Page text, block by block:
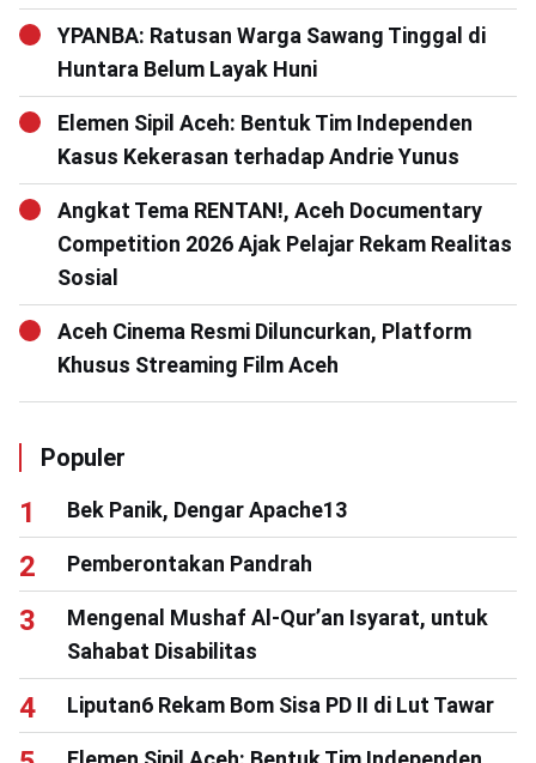
YPANBA: Ratusan Warga Sawang Tinggal di
Huntara Belum Layak Huni
Elemen Sipil Aceh: Bentuk Tim Independen
Kasus Kekerasan terhadap Andrie Yunus
Angkat Tema RENTAN!, Aceh Documentary
Competition 2026 Ajak Pelajar Rekam Realitas
Sosial
Aceh Cinema Resmi Diluncurkan, Platform
Khusus Streaming Film Aceh
Populer
Bek Panik, Dengar Apache13
Pemberontakan Pandrah
Mengenal Mushaf Al-Qur’an Isyarat, untuk
Sahabat Disabilitas
Liputan6 Rekam Bom Sisa PD II di Lut Tawar